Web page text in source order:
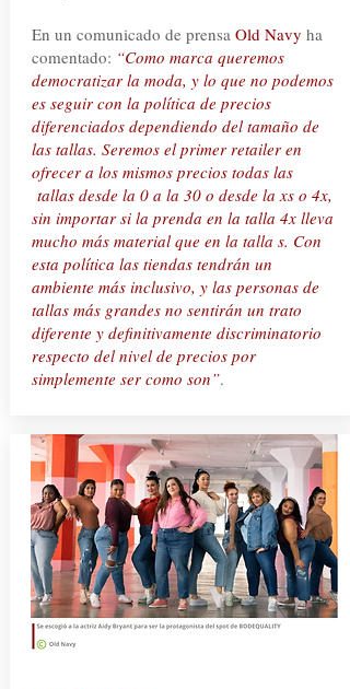
En un comunicado de prensa Old Navy ha
comentado: “Como marca queremos
democratizar la moda, y lo que no podemos
es seguir con la política de precios
diferenciados dependiendo del tamaño de
las tallas. Seremos el primer retailer en
ofrecer a los mismos precios todas las
tallas desde la 0 a la 30 o desde la xs o 4x,
sin importar si la prenda en la talla 4x lleva
mucho más material que en la talla s. Con
esta política las tiendas tendrán un
ambiente más inclusivo, y las personas de
tallas más grandes no sentirán un trato
diferente y definitivamente discriminatorio
respecto del nivel de precios por
simplemente ser como son”.